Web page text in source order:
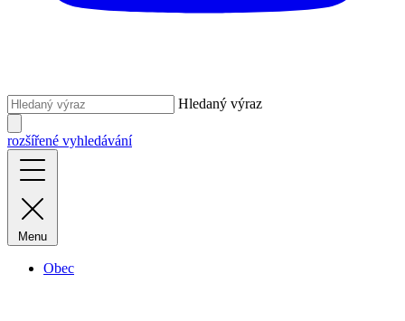
Hledaný výraz
rozšířené vyhledávání
Menu
Obec